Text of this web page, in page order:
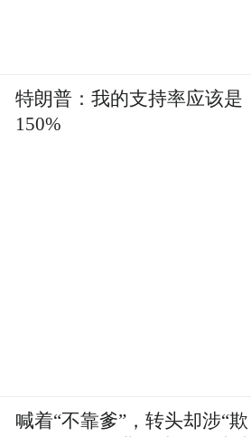
特朗普：我的支持率应该是
150%
喊着“不靠爹”，转头却涉“欺